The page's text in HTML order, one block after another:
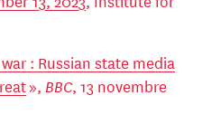
: Russian state media
», BBC, 13 novembre